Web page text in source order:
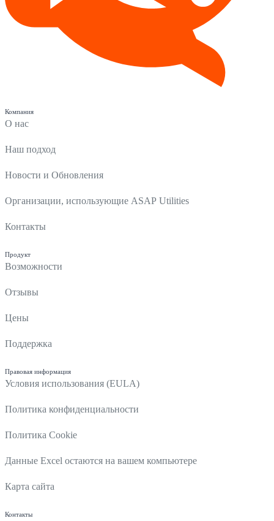
Компания
О нас
Наш подход
Новости и Обновления
Организации, использующие ASAP Utilities
Контакты
Продукт
Возможности
Отзывы
Цены
Поддержка
Правовая информация
Условия использования (EULA)
Политика конфиденциальности
Политика Cookie
Данные Excel остаются на вашем компьютере
Карта сайта
Контакты